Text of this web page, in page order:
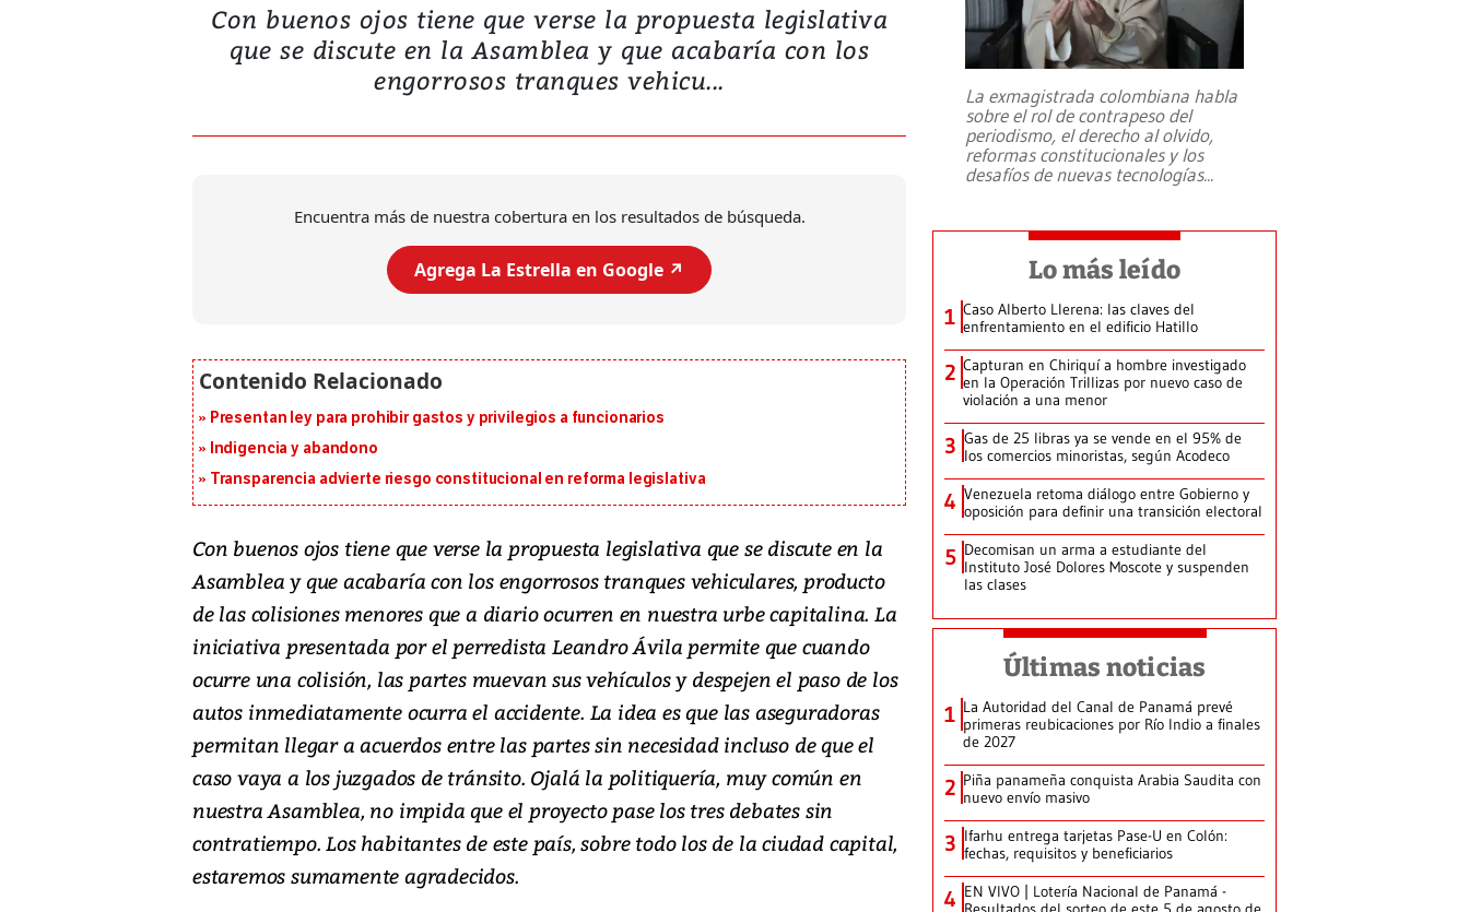
Con buenos ojos tiene que verse la propuesta legislativa
que se discute en la Asamblea y que acabaría con los
engorrosos tranques vehicu...
Encuentra más de nuestra cobertura en los resultados de búsqueda.
Agrega La Estrella en Google ↗️
Presentan ley para prohibir gastos y privilegios a funcionarios
Indigencia y abandono
Transparencia advierte riesgo constitucional en reforma legislativa
Con buenos ojos tiene que verse la propuesta legislativa que se discute en la
Asamblea y que acabaría con los engorrosos tranques vehiculares, producto
de las colisiones menores que a diario ocurren en nuestra urbe capitalina. La
iniciativa presentada por el perredista Leandro Ávila permite que cuando
ocurre una colisión, las partes muevan sus vehículos y despejen el paso de los
autos inmediatamente ocurra el accidente. La idea es que las aseguradoras
permitan llegar a acuerdos entre las partes sin necesidad incluso de que el
caso vaya a los juzgados de tránsito. Ojalá la politiquería, muy común en
nuestra Asamblea, no impida que el proyecto pase los tres debates sin
contratiempo. Los habitantes de este país, sobre todo los de la ciudad capital,
estaremos sumamente agradecidos.
La exmagistrada colombiana habla
sobre el rol de contrapeso del
periodismo, el derecho al olvido,
reformas constitucionales y los
desafíos de nuevas tecnologías...
Lo más leído
1 Caso Alberto Llerena: las claves del
enfrentamiento en el edificio Hatillo
2 Capturan en Chiriquí a hombre investigado
en la Operación Trillizas por nuevo caso de
violación a una menor
3 Gas de 25 libras ya se vende en el 95% de
los comercios minoristas, según Acodeco
4 Venezuela retoma diálogo entre Gobierno y
oposición para definir una transición electoral
5 Decomisan un arma a estudiante del
Instituto José Dolores Moscote y suspenden
las clases
Últimas noticias
1 La Autoridad del Canal de Panamá prevé
primeras reubicaciones por Río Indio a finales
de 2027
2 Piña panameña conquista Arabia Saudita con
nuevo envío masivo
3 Ifarhu entrega tarjetas Pase-U en Colón:
fechas, requisitos y beneficiarios
4 EN VIVO | Lotería Nacional de Panamá -